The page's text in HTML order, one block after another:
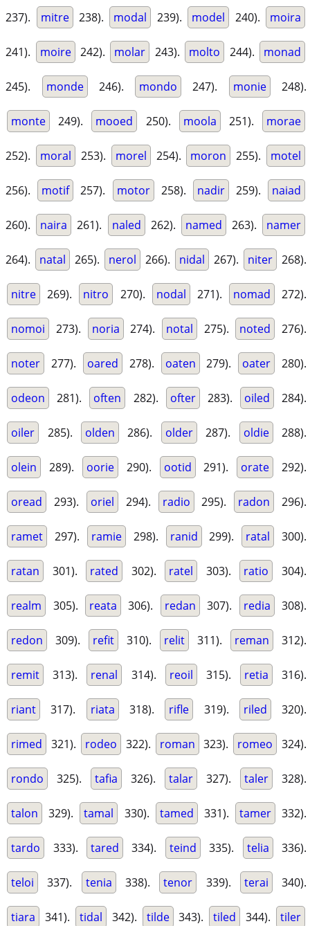
237). mitre 238). modal 239). model 240). moira
241). moire 242). molar 243). molto 244). monad
245). monde 246). mondo 247). monie 248).
monte 249). mooed 250). moola 251). morae
252). moral 253). morel 254). moron 255). motel
256). motif 257). motor 258). nadir 259). naiad
260). naira 261). naled 262). named 263). namer
264). natal 265). nerol 266). nidal 267). niter 268).
nitre 269). nitro 270). nodal 271). nomad 272).
nomoi 273). noria 274). notal 275). noted 276).
noter 277). oared 278). oaten 279). oater 280).
odeon 281). often 282). ofter 283). oiled 284).
oiler 285). olden 286). older 287). oldie 288).
olein 289). oorie 290). ootid 291). orate 292).
oread 293). oriel 294). radio 295). radon 296).
ramet 297). ramie 298). ranid 299). ratal 300).
ratan 301). rated 302). ratel 303). ratio 304).
realm 305). reata 306). redan 307). redia 308).
redon 309). refit 310). relit 311). reman 312).
remit 313). renal 314). reoil 315). retia 316).
riant 317). riata 318). rifle 319). riled 320).
rimed 321). rodeo 322). roman 323). romeo 324).
rondo 325). tafia 326). talar 327). taler 328).
talon 329). tamal 330). tamed 331). tamer 332).
tardo 333). tared 334). teind 335). telia 336).
teloi 337). tenia 338). tenor 339). terai 340).
tiara 341). tidal 342). tilde 343). tiled 344). tiler